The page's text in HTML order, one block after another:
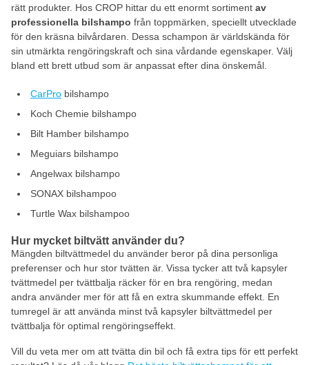
rätt produkter. Hos CROP hittar du ett enormt sortiment av
professionella bilshampo från toppmärken, speciellt utvecklade
för den kräsna bilvårdaren. Dessa schampon är världskända för
sin utmärkta rengöringskraft och sina vårdande egenskaper. Välj
bland ett brett utbud som är anpassat efter dina önskemål.
CarPro bilshampo
Koch Chemie bilshampo
Bilt Hamber bilshampo
Meguiars bilshampo
Angelwax bilshampo
SONAX bilshampoo
Turtle Wax bilshampoo
Hur mycket biltvätt använder du?
Mängden biltvättmedel du använder beror på dina personliga
preferenser och hur stor tvätten är. Vissa tycker att två kapsyler
tvättmedel per tvättbalja räcker för en bra rengöring, medan
andra använder mer för att få en extra skummande effekt. En
tumregel är att använda minst två kapsyler biltvättmedel per
tvättbalja för optimal rengöringseffekt.
Vill du veta mer om att tvätta din bil och få extra tips för ett perfekt